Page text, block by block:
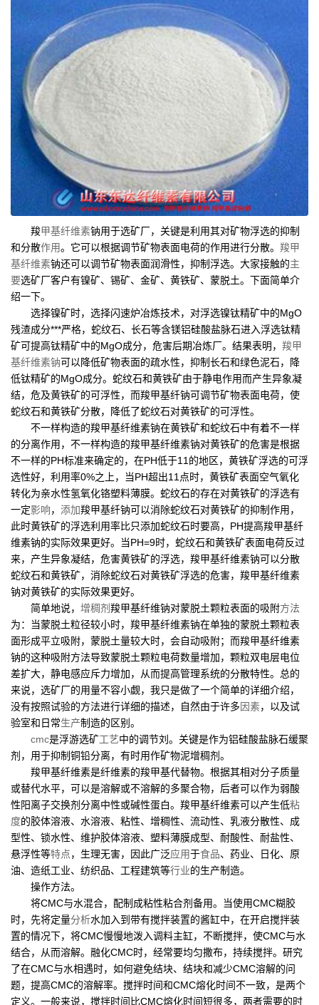
羧甲基纤维素钠用于选矿厂，关键是利用其对矿物浮选的抑制
和分散作用。它可以根据调节矿物表面电荷的作用进行分散。 羧甲
基纤维素钠还可以调节矿物表面润滑性，抑制浮选。大家接触的主
要选矿厂客户有镍矿、锡矿、金矿、黄铁矿、蒙脱土。下面简单介
绍一下。
选择镍矿时，选择闪速炉冶炼技术，对浮选镍钛精矿中的MgO
残渣成分***严格，蛇纹石、长石等含镁铝硅酸盐脉石进入浮选钛精
矿可提高钛精矿中的MgO成分，危害后期冶炼厂。结果表明， 羧甲
基纤维素钠可以降低矿物表面的疏水性，抑制长石和绿色泥石，降
低钛精矿的MgO成分。蛇纹石和黄铁矿由于静电作用而产生异象凝
结，危及黄铁矿的可浮性，而羧甲基纤钠可调节矿物表面电荷，使
蛇纹石和黄铁矿分散，降低了蛇纹石对黄铁矿的可浮性。
不一样构造的羧甲基纤维素钠在黄铁矿和蛇纹石中有着不一样
的分离作用，不一样构造的羧甲基纤维素钠对黄铁矿的危害是根据
不一样的PH标准来确定的，在PH低于11的地区，黄铁矿浮选的可浮
选性好，利用率0%之上，当PH超出11点时，黄铁矿表面空气氧化
转化为亲水性氢氧化铬塑料薄膜。蛇纹石的存在对黄铁矿的浮选有
一定影响， 添加羧甲基纤钠可以消除蛇纹石对黄铁矿的抑制作用，
此时黄铁矿的浮选利用率比只添加蛇纹石时要高，PH提高羧甲基纤
维素钠的实际效果更好。当PH=9时，蛇纹石和黄铁矿表面电荷反过
来，产生异象凝结，危害黄铁矿的浮选，羧甲基纤维素钠可以分散
蛇纹石和黄铁矿，消除蛇纹石对黄铁矿浮选的危害，羧甲基纤维素
钠对黄铁矿的实际效果更好。
简单地说， 增稠剂羧甲基纤维钠对蒙脱土颗粒表面的吸附方法
为：当蒙脱土粒径较小时，羧甲基纤维素钠在单独的蒙脱土颗粒表
面形成平立吸附，蒙脱土量较大时，会自动吸附；而羧甲基纤维素
钠的这种吸附方法导致蒙脱土颗粒电荷数量增加，颗粒双电层电位
差扩大，静电感应斥力增加，从而提高管理系统的分散特性。总的
来说，选矿厂的用量不容小觑，我只是做了一个简单的详细介绍，
没有按照试验的方法进行详细的描述，自然由于许多因素，以及试
验室和日常生产制造的区别。
cmc是浮游选矿工艺中的调节刘。关键是作为铝硅酸盐脉石缓聚
剂，用于抑制铜铅分离，有时用作矿物泥增稠剂。
羧甲基纤维素是纤维素的羧甲基代替物。根据其相对分子质量
或替代水平，可以是溶解或不溶解的多聚合物，后者可以作为弱酸
性阳离子交换剂分离中性或碱性蛋白。羧甲基纤维素可以产生低粘
度的胶体溶液、水溶液、粘性、增稠性、流动性、乳液分散性、成
型性、锁水性、维护胶体溶液、塑料薄膜成型、耐酸性、耐盐性、
悬浮性等特点，生理无害，因此广泛应用于食品、药业、日化、原
油、造纸工业、纺织品、工程建筑等行业的生产制造。
操作方法。
将CMC与水混合，配制成粘性粘合剂备用。当使用CMC糊胶
时，先将定量分析水加入到带有搅拌装置的酱缸中，在开启搅拌装
置的情况下，将CMC慢慢地泼入调料主缸，不断搅拌，使CMC与水
结合，从而溶解。融化CMC时，经常要均匀撒布，持续搅拌。研究
了在CMC与水相遇时，如何避免结块、结块和减少CMC溶解的问
题，提高CMC的溶解率。搅拌时间和CMC熔化时间不一致，是两个
定义。一般来说，搅拌时间比CMC熔化时间短很多，两者需要的时